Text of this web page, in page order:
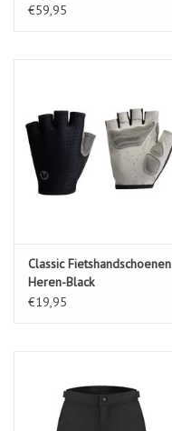
€59,95
Classic Fietshandschoenen
Heren-Black
€19,95